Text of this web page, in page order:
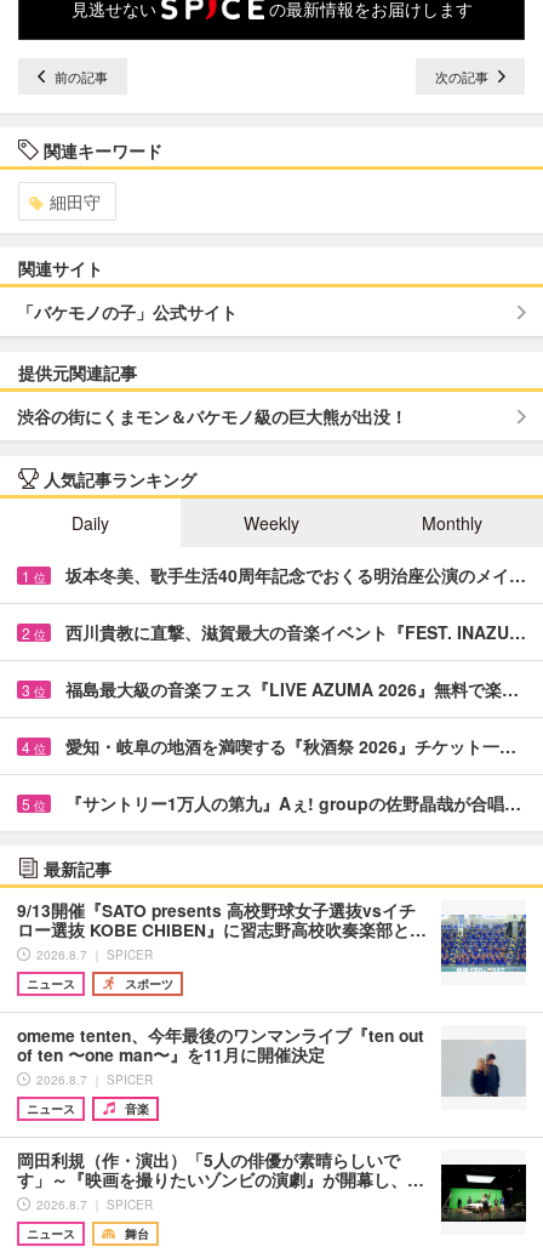
見逃せない の最新情報をお届けします
前の記事 次の記事
関連キーワード
細田守
関連サイト
「バケモノの子」公式サイト
提供元関連記事
渋谷の街にくまモン＆バケモノ級の巨大熊が出没！
人気記事ランキング
Daily
Weekly Monthly
1 位 坂本冬美、歌手生活40周年記念でおくる明治座公演のメイ…
2 位 西川貴教に直撃、滋賀最大の音楽イベント『FEST. INAZU…
3 位 福島最大級の音楽フェス『LIVE AZUMA 2026』無料で楽…
4 位 愛知・岐阜の地酒を満喫する『秋酒祭 2026』チケット一…
5 位 『サントリー1万人の第九』Aぇ! groupの佐野晶哉が合唱…
最新記事
9/13開催『SATO presents 高校野球女子選抜vsイチ
ロー選抜 KOBE CHIBEN』に習志野高校吹奏楽部と…
2026.8.7 ｜ SPICER
ニュース
スポーツ
omeme tenten、今年最後のワンマンライブ『ten out
of ten 〜one man〜』を11月に開催決定
2026.8.7 ｜ SPICER
ニュース
音楽
岡田利規（作・演出）「5人の俳優が素晴らしいで
す」～『映画を撮りたいゾンビの演劇』が開幕し、…
2026.8.7 ｜ SPICER
ニュース
舞台